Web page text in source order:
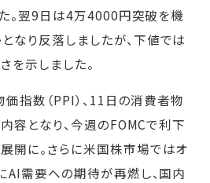
。翌9日は4万4000円突破を機
なり反落しましたが、下値では
を示しました。
指数（PPI）、11日の消費者物
容となり、今週のFOMCで利下
開に。さらに米国株市場ではオ
AI需要への期待が再燃し、国内